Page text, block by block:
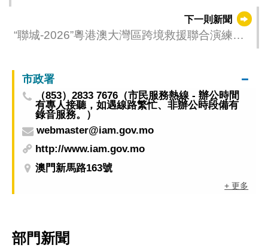
下一則新聞
“聯城-2026”粵港澳大灣區跨境救援聯合演練將
市政署
（853）2833 7676（市民服務熱線 - 辦公時間
有專人接聽，如遇線路繁忙、非辦公時段備有
錄音服務。）
webmaster@iam.gov.mo
http://www.iam.gov.mo
澳門新馬路163號
+ 更多
部門新聞